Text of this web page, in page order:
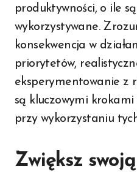
produktywności, o ile
wykorzystywane.
konsekwencja w
priorytetów,
eksperymentowanie z
są kluczowymi krokami
przy wykorzystaniu
Zwiększ swoją